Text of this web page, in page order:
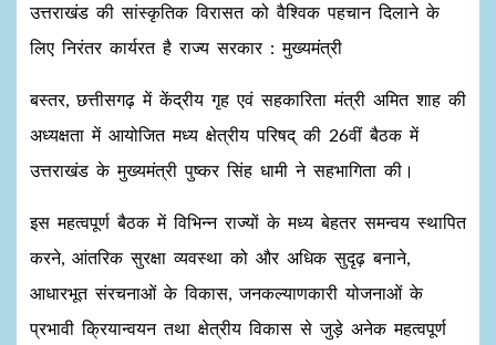
उत्तराखंड की सांस्कृतिक विरासत को वैश्विक पहचान दिलाने के
लिए निरंतर कार्यरत है राज्य सरकार : मुख्यमंत्री
बस्तर, छत्तीसगढ़ में केंद्रीय गृह एवं सहकारिता मंत्री अमित शाह की
अध्यक्षता में आयोजित मध्य क्षेत्रीय परिषद् की 26वीं बैठक में
उत्तराखंड के मुख्यमंत्री पुष्कर सिंह धामी ने सहभागिता की।
इस महत्वपूर्ण बैठक में विभिन्न राज्यों के मध्य बेहतर समन्वय स्थापित
करने, आंतरिक सुरक्षा व्यवस्था को और अधिक सुदृढ़ बनाने,
आधारभूत संरचनाओं के विकास, जनकल्याणकारी योजनाओं के
प्रभावी क्रियान्वयन तथा क्षेत्रीय विकास से जुड़े अनेक महत्वपूर्ण